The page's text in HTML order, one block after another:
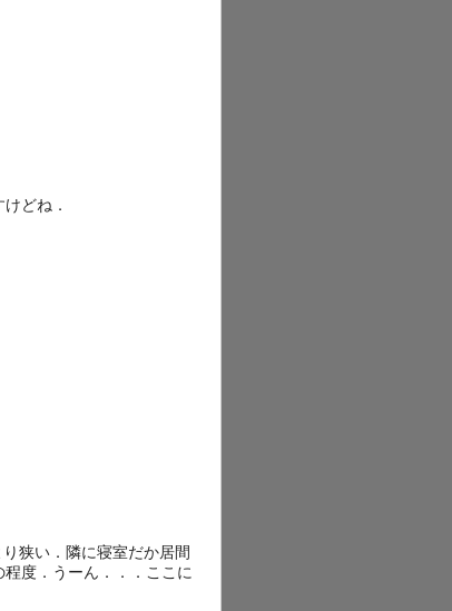
どね．
狭い．隣に寝室だか居間
度．うーん．．．ここに